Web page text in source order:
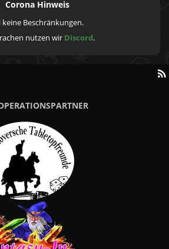
Corona Hinweis
Beschränkungen.
nutzen wir Discord.